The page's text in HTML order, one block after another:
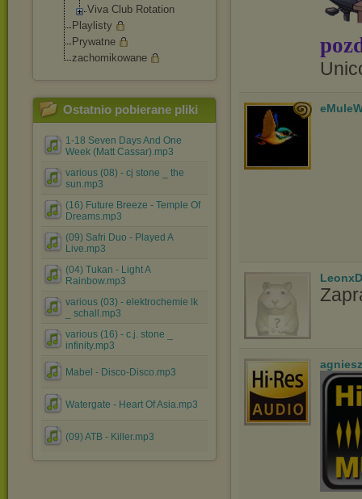
Viva Club Rotation
Playlisty
Prywatne
zachomikowane
Ostatnio pobierane pliki
1-18 Seven Days And One
Week (Matt Cassar).mp3
various (08) - cj stone _ the
sun.mp3
(16) Future Breeze - Temple Of
Dreams.mp3
(09) Safri Duo - Played A
Live.mp3
(04) Tukan - Light A
Rainbow.mp3
various (03) - elektrochemie lk
_ schall.mp3
various (16) - c.j. stone _
infinity.mp3
Mabel - Disco-Disco.mp3
Watergate - Heart Of Asia.mp3
(09) ATB - Killer.mp3